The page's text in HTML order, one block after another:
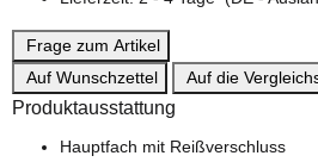
Frage zum Artikel
Auf Wunschzettel
Auf die
Produktausstattung
Hauptfach mit Reißverschluss